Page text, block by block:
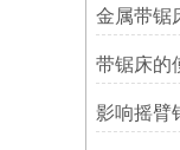
金属带锯
带锯床的
影响摇臂